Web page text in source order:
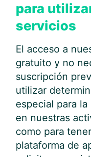
para
servicios
El acceso a
gratuito y no
suscripción
utilizar
especial para
en nuestras
como para
plataforma de